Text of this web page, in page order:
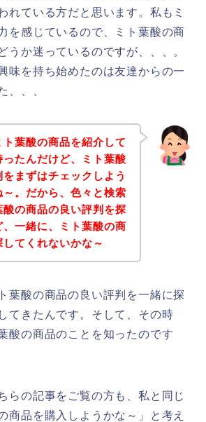
れている方だと思います。私もミ
を感じているので、ミト葉酸の商
うか迷っているのですが、、、。
味を持ち始めたのは友達からの一
、、、
葉酸の商品を紹介して
ったんだけど、ミト葉酸
まずはチェックしよう
～。だから、色々と検索
の商品の良い評判を探
、一緒に、ミト葉酸の商
てくれないかな～
葉酸の商品の良い評判を一緒に探
てきたんです。そして、その時
酸の商品のことを知ったのです
らの記事をご覧の方も、私と同じ
商品を購入しようかな～」と考え